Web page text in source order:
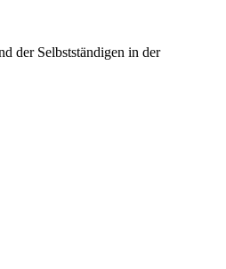
der Selbstständigen in der